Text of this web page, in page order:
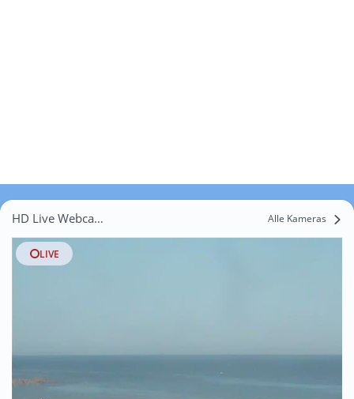
HD Live Webcams Saint-Germain-le-Gaillard Alle Kameras
LIVE